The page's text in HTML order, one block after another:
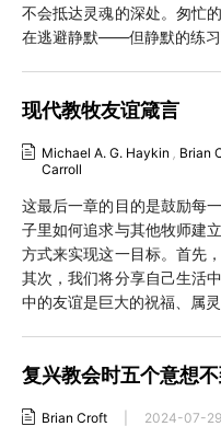
不会抵达灵魂的深处。匆忙
在逃避静默——但静默的练习
现代教牧友谊箴言
Michael A. G. Haykin , Brian
Carroll
这最后一章的目的是鼓励每
子里如何追求与其他牧师建
方式来实现这一目标。首先
其次，我们将分享自己生活
中的友谊是巨大的祝福、属灵
复兴教会时五个意想
Brian Croft 2024-07-29